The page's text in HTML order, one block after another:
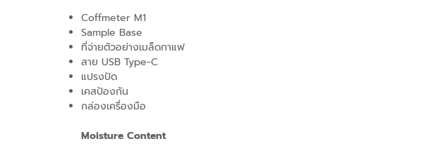
Coffmeter M1
Sample Base
ที่จ่ายตัวอย่างเมล็ดกาแฟ
สาย USB Type-C
แปรงปัด
เคสป้องกัน
กล่องเครื่องมือ
Moisture Content